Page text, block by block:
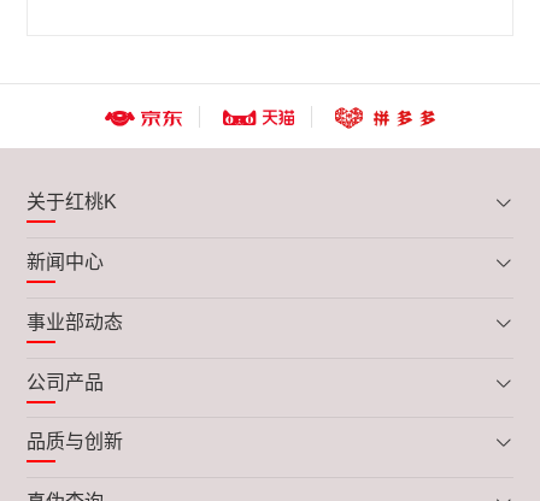
关于红桃K
新闻中心
事业部动态
公司产品
品质与创新